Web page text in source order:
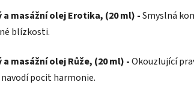
masážní olej Erotika, (20 ml) -Smyslná
blízkosti.
masážní olej Růže, (20 ml) -Okouzlující
pocit harmonie.